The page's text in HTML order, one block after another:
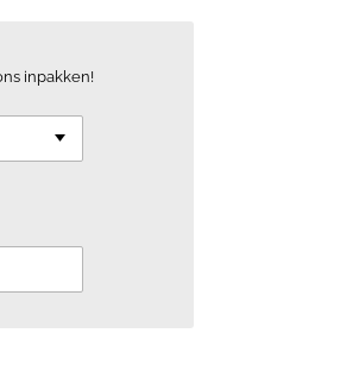
inpakken!